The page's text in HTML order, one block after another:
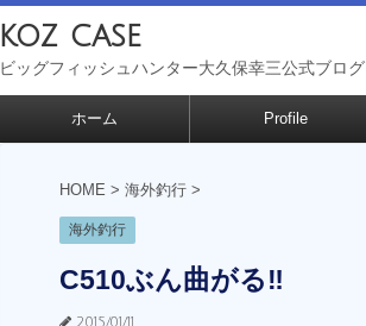
koz case
ビッグフィッシュハンター大久保幸三公式ブログ
ホーム Profile
HOME > 海外釣行 >
海外釣行
C510ぶん曲がる‼︎